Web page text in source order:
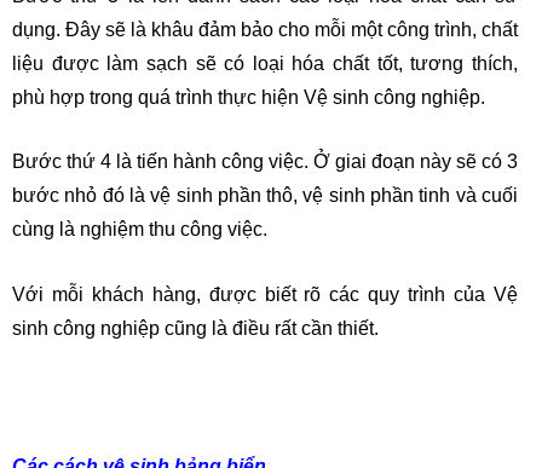
dụng. Đây sẽ là khâu đảm bảo cho mỗi một công trình, chất
liệu được làm sạch sẽ có loại hóa chất tốt, tương thích,
phù hợp trong quá trình thực hiện Vệ sinh công nghiệp.
Bước thứ 4 là tiến hành công việc. Ở giai đoạn này sẽ có 3
bước nhỏ đó là vệ sinh phần thô, vệ sinh phần tinh và cuối
cùng là nghiệm thu công việc.
Với mỗi khách hàng, được biết rõ các quy trình của Vệ
sinh công nghiệp cũng là điều rất cần thiết.